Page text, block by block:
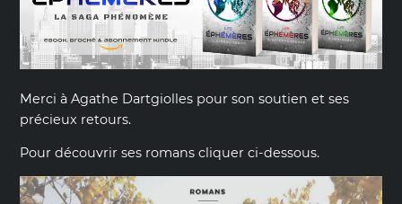
Merci à Agathe Dartgiolles pour son soutien et ses
précieux retours.
Pour découvrir ses romans cliquer ci-dessous.